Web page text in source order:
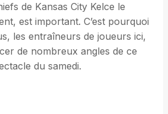
de Kansas City Kelce le
est important. C’est pourquoi
les entraîneurs de joueurs ici,
de nombreux angles de ce
du samedi.